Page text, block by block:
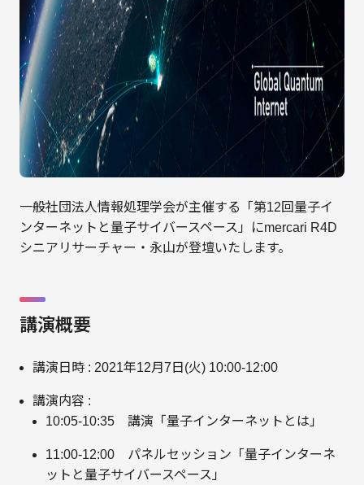
一般社団法人情報処理学会が主催する「第12回量子イ
ンターネットと量子サイバースペース」にmercari R4D
シニアリサーチャー・永山が登壇いたします。
講演概要
講演日時 : 2021年12月7日(火) 10:00-12:00
講演内容 :
10:05-10:35 講演「量子インターネットとは」
11:00-12:00 パネルセッション「量子インターネ
ットと量子サイバースペース」